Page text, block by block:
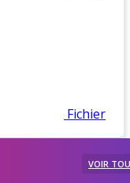
Fichier
VOIR